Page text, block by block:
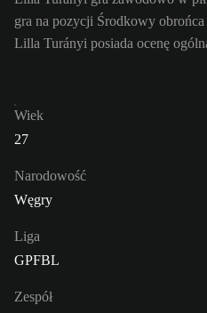
gra na pozycji Środkowy
Lilla Turányi posiada ocenę
Wiek
27
Narodowość
Węgry
Liga
GPFBL
Zespół